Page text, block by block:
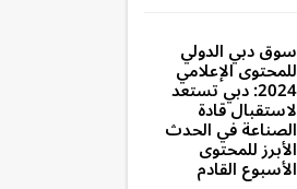
سوق دبي الدولي
للمحتوى الإعلامي
2024: دبي تستعد
لاستقبال قادة
الصناعة في الحدث
الأبرز للمحتوى
الأسبوع القادم